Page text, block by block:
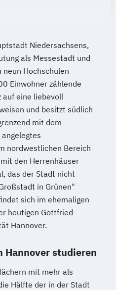
Niedersachsens,
als Messestadt und
Hochschulen
Einwohner zählende
auf eine liebevoll
und besitzt südlich
mit dem
nordwestlichen Bereich
den Herrenhäuser
das der Stadt nicht
in Grünen"
sich im ehemaligen
heutigen Gottfried
Hannover.
Hannover studieren
mit mehr als
Hälfte der in der Stadt